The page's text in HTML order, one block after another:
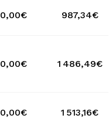
0,00€ 987,34€
0,00€ 1 486,49€
0,00€ 1 513,16€